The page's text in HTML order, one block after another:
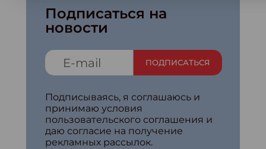
Подписаться на
новости
ПОДПИСАТЬСЯ
Подписываясь, я соглашаюсь и
принимаю условия
пользовательского соглашения и
даю согласие на получение
рекламных рассылок.